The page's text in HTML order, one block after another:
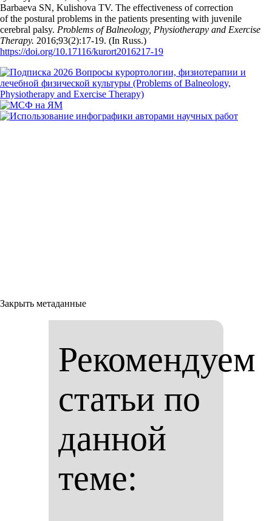
Barbaeva SN, Kulishova TV. The effectiveness of correction
of the postural problems in the patients presenting with juvenile
cerebral palsy. Problems of Balneology, Physiotherapy and Exercise
Therapy. 2016;93(2):17‑19. (In Russ.)
https://doi.org/10.17116/kurort2016217-19
Закрыть метаданные
Рекомендуем
статьи по
данной
теме: